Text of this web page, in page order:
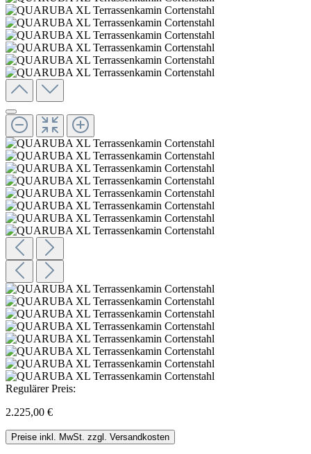
Regulärer Preis:
2.225,00 €
Preise inkl. MwSt. zzgl. Versandkosten